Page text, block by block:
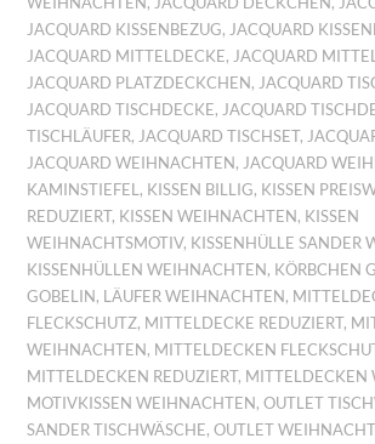
JACQUARD KISSENBEZUG, JACQUARD
JACQUARD MITTELDECKE, JACQUARD
JACQUARD PLATZDECKCHEN, JACQUARD
JACQUARD TISCHDECKE, JACQUARD
TISCHLÄUFER, JACQUARD TISCHSET,
JACQUARD WEIHNACHTEN, JACQUARD
KAMINSTIEFEL , KISSEN BILLIG, KISSEN
REDUZIERT, KISSEN WEIHNACHTEN, KISSEN
WEIHNACHTSMOTIV, KISSENHÜLLE SANDER
KISSENHÜLLEN WEIHNACHTEN, KÖRBCHEN
GOBELIN, LÄUFER WEIHNACHTEN,
FLECKSCHUTZ, MITTELDECKE REDUZIERT,
WEIHNACHTEN, MITTELDECKEN
MITTELDECKEN REDUZIERT, MITTELDECKEN
MOTIVKISSEN WEIHNACHTEN,OUTLET
SANDER TISCHWÄSCHE,OUTLET